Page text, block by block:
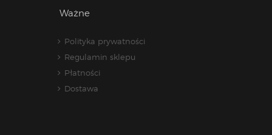
Ważne
Polityka prywatności
Regulamin sklepu
Płatności
Dostawa